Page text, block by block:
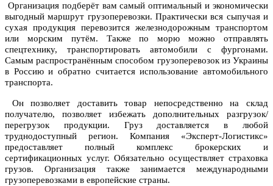
Организация подберёт вам самый оптимальный и экономически
выгодный маршрут грузоперевозки. Практически вся сыпучая и
сухая продукция перевозится железнодорожным транспортом
или морским путём. Также по морю можно отправлять
спецтехнику, транспортировать автомобили с фургонами.
Самым распространённым способом грузоперевозок из Украины
в Россию и обратно считается использование автомобильного
транспорта.
Он позволяет доставить товар непосредственно на склад
получателю, позволяет избежать дополнительных разгрузок/
перегрузок продукции. Груз доставляется в любой
труднодоступный регион. Компания «Эксперт-Логистикс»
предоставляет полный комплекс брокерских и
сертификационных услуг. Обязательно осуществляет страховка
грузов. Организация также занимается международными
грузоперевозками в европейские страны.